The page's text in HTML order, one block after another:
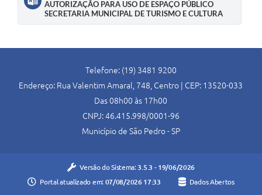
AUTORIZAÇÃO PARA USO DE ESPAÇO PÚBLICO
SECRETARIA MUNICIPAL DE TURISMO E CULTURA
Telefone: (19) 3481 9200
Endereço: Rua Valentim Amaral, 748, Centro | CEP: 13520-033
Das 08h00 às 17h00
CNPJ: 46.415.998/0001-96
Município de São Pedro - SP
Versão do Sistema: 3.5.3 - 19/06/2026
Portal atualizado em: 07/08/2026 17:33 Dados Abertos